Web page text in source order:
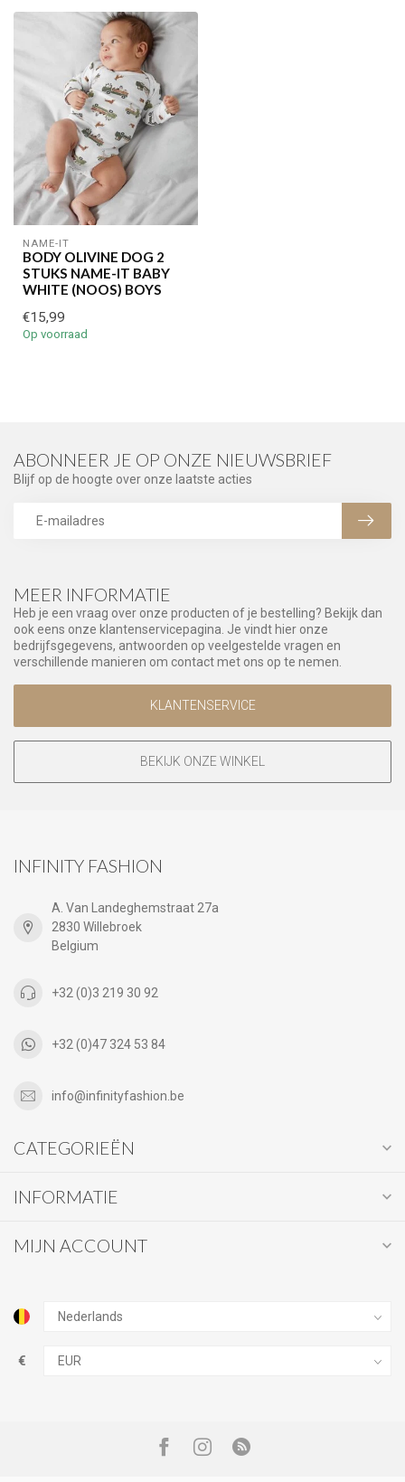
NAME-IT
BODY OLIVINE DOG 2
STUKS NAME-IT BABY
WHITE (NOOS) BOYS
€15,99
Op voorraad
MEER INFORMATIE
Heb je een vraag over onze producten of je bestelling? Bekijk dan
ook eens onze klantenservicepagina. Je vindt hier onze
bedrijfsgegevens, antwoorden op veelgestelde vragen en
verschillende manieren om contact met ons op te nemen.
KLANTENSERVICE
BEKIJK ONZE WINKEL
ABONNEER JE OP ONZE NIEUWSBRIEF
Blijf op de hoogte over onze laatste acties
INFINITY FASHION
A. Van Landeghemstraat 27a
2830 Willebroek
Belgium
+32 (0)3 219 30 92
+32 (0)47 324 53 84
info@infinityfashion.be
CATEGORIEËN
INFORMATIE
MIJN ACCOUNT
€
Je korting is geldig bij een minimale bestelwaarde van €45,00